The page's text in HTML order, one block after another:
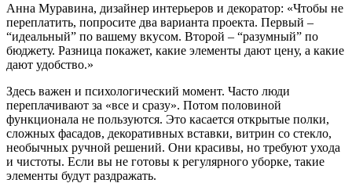
Анна Муравина, дизайнер интерьеров и декоратор: «Чтобы не
переплатить, попросите два варианта проекта. Первый –
“идеальный” по вашему вкусом. Второй – “разумный” по
бюджету. Разница покажет, какие элементы дают цену, а какие
дают удобство.»
Здесь важен и психологический момент. Часто люди
переплачивают за «все и сразу». Потом половиной
функционала не пользуются. Это касается открытые полки,
сложных фасадов, декоративных вставки, витрин со стекло,
необычных ручной решений. Они красивы, но требуют ухода
и чистоты. Если вы не готовы к регулярного уборке, такие
элементы будут раздражать.